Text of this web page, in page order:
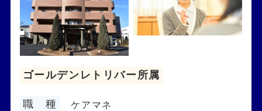
ゴールデンレトリバー所属
職 種 ケアマネ